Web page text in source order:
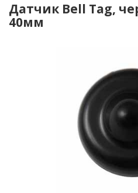
Датчик Bell Tag,
40мм